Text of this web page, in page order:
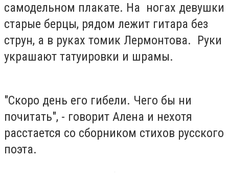
самодельном плакате. На ногах девушки
старые берцы, рядом лежит гитара без
струн, а в руках томик Лермонтова. Руки
украшают татуировки и шрамы.
"Скоро день его гибели. Чего бы ни
почитать", - говорит Алена и нехотя
расстается со сборником стихов русского
поэта.